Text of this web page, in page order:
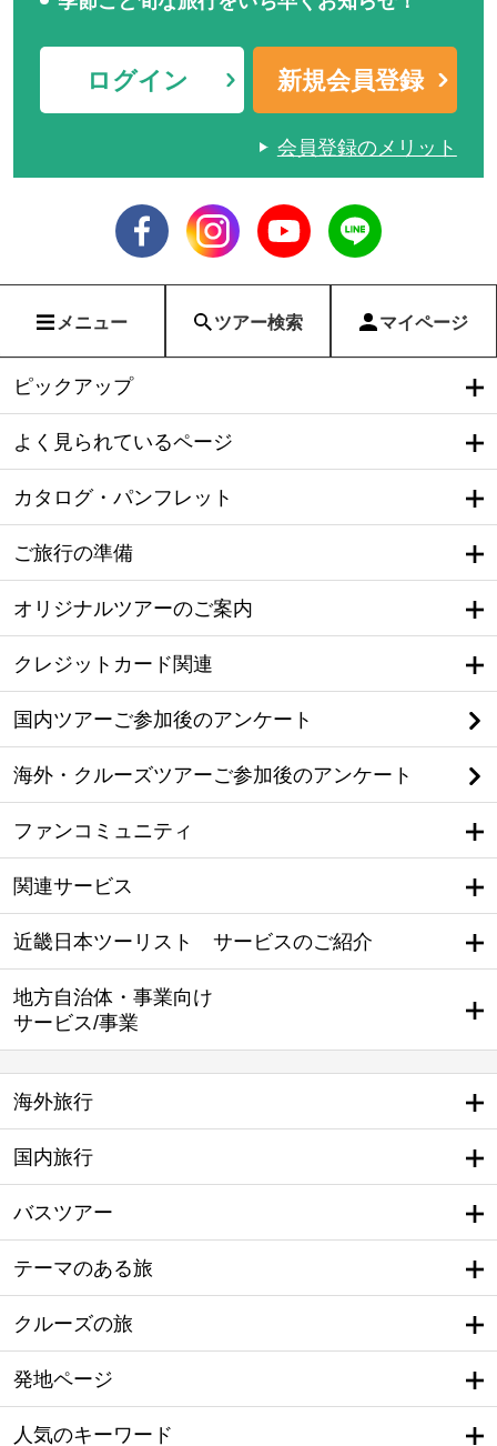
ログイン 新規会員登録
会員登録のメリット
メニュー ツアー検索 マイページ
ピックアップ
よく見られているページ
カタログ・パンフレット
ご旅行の準備
オリジナルツアーのご案内
クレジットカード関連
国内ツアーご参加後のアンケート
海外・クルーズツアーご参加後のアンケート
ファンコミュニティ
関連サービス
近畿日本ツーリスト サービスのご紹介
地方自治体・事業向け
サービス/事業
海外旅行
国内旅行
バスツアー
テーマのある旅
クルーズの旅
発地ページ
人気のキーワード